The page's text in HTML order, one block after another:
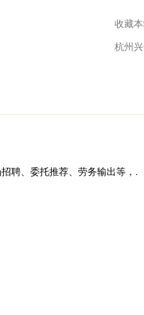
收藏
杭州
聘、委托推荐、劳务输出等，.